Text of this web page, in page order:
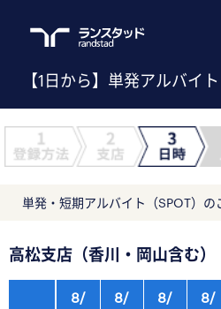
【1日から】単発アルバイト
単発・短期アルバイト（SPOT）の
高松支店（香川・岡山含む）
8/
8/
8/
8/